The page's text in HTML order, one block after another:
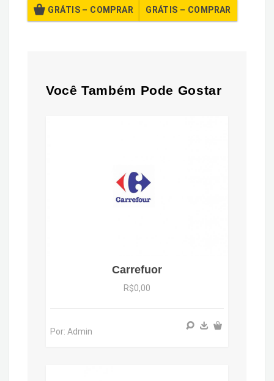
GRÁTIS – COMPRAR
Você Também Pode Gostar
Carrefuor
R$0,00
Por: Admin